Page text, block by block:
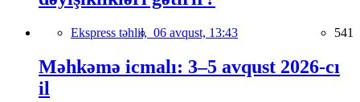
Ekspress təhlil, 06 avqust, 13:43 541
Məhkəmə icmalı: 3–5 avqust 2026-cı
il